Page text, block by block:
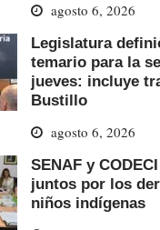
agosto 6, 2026
Legislatura
temario para la
jueves: incluye
Bustillo
agosto 6, 2026
SENAF y
juntos por los
niños indígenas